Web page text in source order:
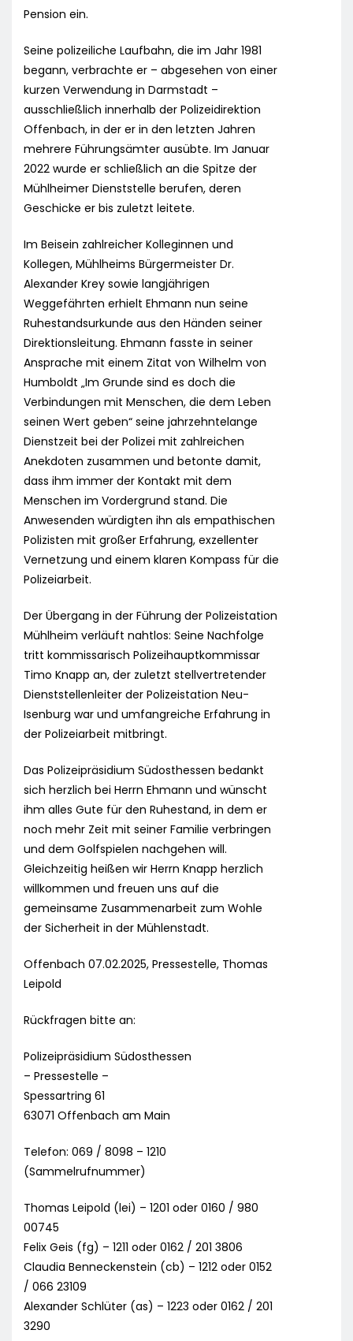
Pension ein.
Seine polizeiliche Laufbahn, die im Jahr 1981
begann, verbrachte er – abgesehen von einer
kurzen Verwendung in Darmstadt –
ausschließlich innerhalb der Polizeidirektion
Offenbach, in der er in den letzten Jahren
mehrere Führungsämter ausübte. Im Januar
2022 wurde er schließlich an die Spitze der
Mühlheimer Dienststelle berufen, deren
Geschicke er bis zuletzt leitete.
Im Beisein zahlreicher Kolleginnen und
Kollegen, Mühlheims Bürgermeister Dr.
Alexander Krey sowie langjährigen
Weggefährten erhielt Ehmann nun seine
Ruhestandsurkunde aus den Händen seiner
Direktionsleitung. Ehmann fasste in seiner
Ansprache mit einem Zitat von Wilhelm von
Humboldt „Im Grunde sind es doch die
Verbindungen mit Menschen, die dem Leben
seinen Wert geben“ seine jahrzehntelange
Dienstzeit bei der Polizei mit zahlreichen
Anekdoten zusammen und betonte damit,
dass ihm immer der Kontakt mit dem
Menschen im Vordergrund stand. Die
Anwesenden würdigten ihn als empathischen
Polizisten mit großer Erfahrung, exzellenter
Vernetzung und einem klaren Kompass für die
Polizeiarbeit.
Der Übergang in der Führung der Polizeistation
Mühlheim verläuft nahtlos: Seine Nachfolge
tritt kommissarisch Polizeihauptkommissar
Timo Knapp an, der zuletzt stellvertretender
Dienststellenleiter der Polizeistation Neu-
Isenburg war und umfangreiche Erfahrung in
der Polizeiarbeit mitbringt.
Das Polizeipräsidium Südosthessen bedankt
sich herzlich bei Herrn Ehmann und wünscht
ihm alles Gute für den Ruhestand, in dem er
noch mehr Zeit mit seiner Familie verbringen
und dem Golfspielen nachgehen will.
Gleichzeitig heißen wir Herrn Knapp herzlich
willkommen und freuen uns auf die
gemeinsame Zusammenarbeit zum Wohle
der Sicherheit in der Mühlenstadt.
Offenbach 07.02.2025, Pressestelle, Thomas
Leipold
Rückfragen bitte an:
Polizeipräsidium Südosthessen
– Pressestelle –
Spessartring 61
63071 Offenbach am Main
Telefon: 069 / 8098 – 1210
(Sammelrufnummer)
Thomas Leipold (lei) – 1201 oder 0160 / 980
00745
Felix Geis (fg) – 1211 oder 0162 / 201 3806
Claudia Benneckenstein (cb) – 1212 oder 0152
/ 066 23109
Alexander Schlüter (as) – 1223 oder 0162 / 201
3290